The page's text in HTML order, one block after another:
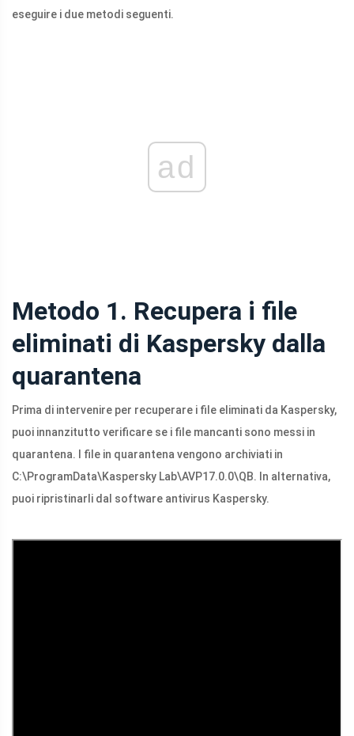
eseguire i due metodi seguenti.
ad
Metodo 1. Recupera i file
eliminati di Kaspersky dalla
quarantena
Prima di intervenire per recuperare i file eliminati da Kaspersky,
puoi innanzitutto verificare se i file mancanti sono messi in
quarantena. I file in quarantena vengono archiviati in
C:\ProgramData\Kaspersky Lab\AVP17.0.0\QB. In alternativa,
puoi ripristinarli dal software antivirus Kaspersky.